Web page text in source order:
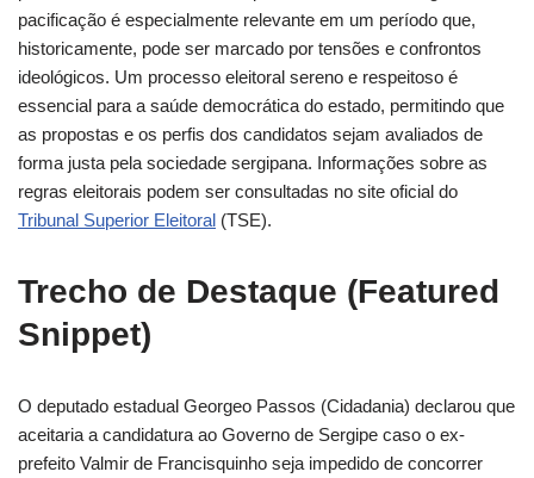
pacificação é especialmente relevante em um período que,
historicamente, pode ser marcado por tensões e confrontos
ideológicos. Um processo eleitoral sereno e respeitoso é
essencial para a saúde democrática do estado, permitindo que
as propostas e os perfis dos candidatos sejam avaliados de
forma justa pela sociedade sergipana. Informações sobre as
regras eleitorais podem ser consultadas no site oficial do
Tribunal Superior Eleitoral (TSE).
Trecho de Destaque (Featured
Snippet)
O deputado estadual Georgeo Passos (Cidadania) declarou que
aceitaria a candidatura ao Governo de Sergipe caso o ex-
prefeito Valmir de Francisquinho seja impedido de concorrer